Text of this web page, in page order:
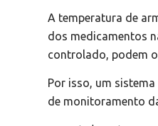
A temperatura de
dos medicamentos
controlado, podem
Por isso, um sistema
de monitoramento